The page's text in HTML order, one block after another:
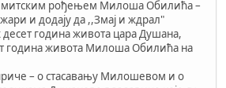
митским рођењем Милоша Обилића –
и додају да ,,Змај и ждрал"
година живота цара Душана,
година живота Милоша Обилића на
– о стасавању Милошевом и о